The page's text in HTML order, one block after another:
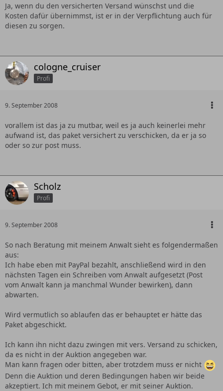
Ja, wenn du den versicherten Versand wünschst und die
Kosten dafür übernimmst, ist er in der Verpflichtung auch für
diesen zu sorgen.
cologne_cruiser
Profi
9. September 2008
vorallem ist das ja zu mutbar, weil es ja auch keinerlei mehr
aufwand ist, das paket versichert zu verschicken, da er ja so
oder so zur post muss.
Scholz
Profi
9. September 2008
So nach Beratung mit meinem Anwalt sieht es folgendermaßen
aus:
Ich habe eben mit PayPal bezahlt, anschließend wird in den
nächsten Tagen ein Schreiben vom Anwalt aufgesetzt (Post
vom Anwalt kann ja manchmal Wunder bewirken), dann
abwarten.
Wird vermutlich so ablaufen das er behauptet er hätte das
Paket abgeschickt.
Ich kann ihn nicht dazu zwingen mit vers. Versand zu schicken,
da es nicht in der Auktion angegeben war.
Man kann fragen oder bitten, aber trotzdem muss er nicht
Denn die Auktion und deren Bedingungen haben wir beide
akzeptiert. Ich mit meinem Gebot, er mit seiner Auktion.